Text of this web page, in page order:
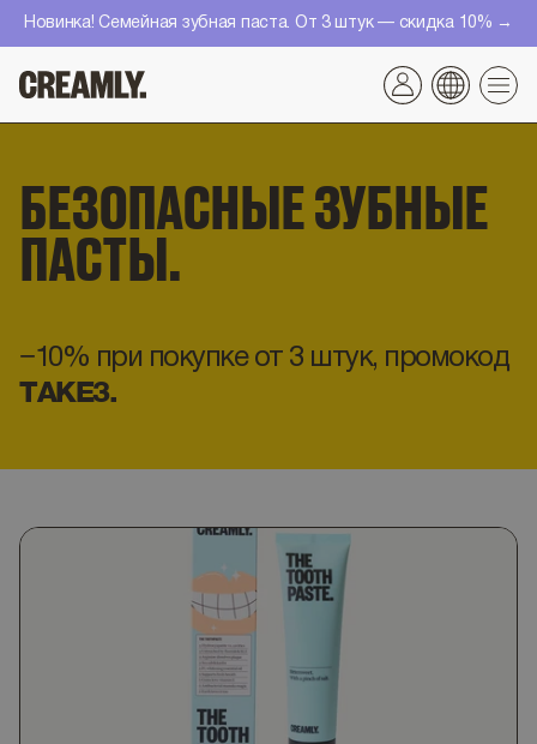
Перейти
к
контенту
Новинка! Семейная зубная паста. От 3 штук — скидка 10% →
БЕЗОПАСНЫЕ ЗУБНЫЕ
ПАСТЫ.
−10% при покупке от 3 штук, промокод
TAKE3.